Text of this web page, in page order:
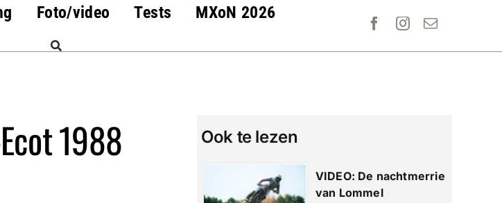
Foto/video Tests MXoN 2026
1988 Ook te lezen
VIDEO: De nachtmerrie
van Lommel